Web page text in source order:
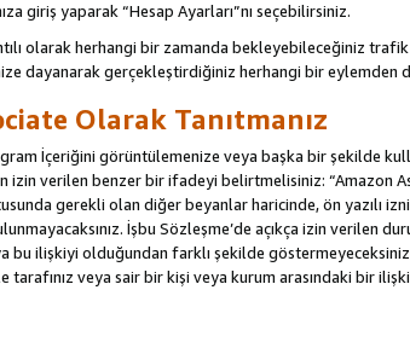
giriş yaparak “Hesap Ayarları”nı seçebilirsiniz.
olarak herhangi bir zamanda bekleyebileceğiniz
dayanarak gerçekleştirdiğiniz herhangi bir eylemden
Olarak Tanıtmanız
İçeriğini görüntülemenize veya başka bir şekilde
izin verilen benzer bir ifadeyi belirtmelisiniz: “Amazon
gerekli olan diğer beyanlar haricinde, ön yazılı
İşbu Sözleşme’de açıkça izin verilen
ilişkiyi olduğundan farklı şekilde göstermeyeceksiniz
tarafınız veya sair bir kişi veya kurum arasındaki bir